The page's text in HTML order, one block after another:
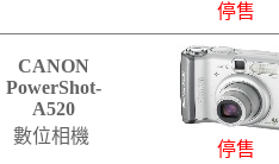
停售
CANON
PowerShot-
A520
數位相機
停售